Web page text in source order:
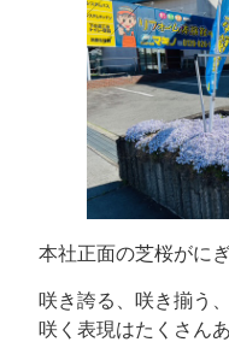
本社正面の芝桜がに
咲き誇る、咲き揃う
咲く表現はたくさん